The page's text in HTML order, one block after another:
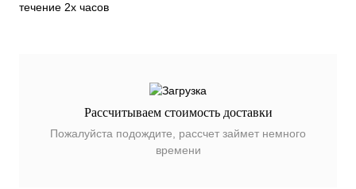
течение 2х часов
Рассчитываем стоимость доставки
Пожалуйста подождите, рассчет займет немного
времени